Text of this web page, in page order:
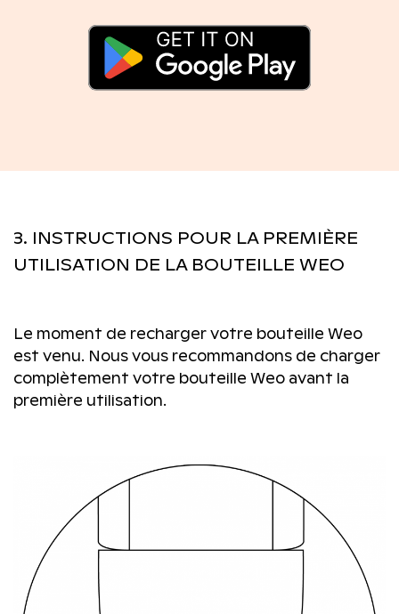
3. INSTRUCTIONS POUR LA PREMIÈRE
UTILISATION DE LA BOUTEILLE WEO
Le moment de recharger votre bouteille Weo
est venu. Nous vous recommandons de charger
complètement votre bouteille Weo avant la
première utilisation.